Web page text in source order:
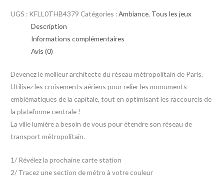
UGS : KFLL0THB4379 Catégories :Ambiance, Tous les jeux
Description
Informations complémentaires
Avis (0)
Devenez le meilleur architecte du réseau métropolitain de Paris.
Utilisez les croisements aériens pour relier les monuments
emblématiques de la capitale, tout en optimisant les raccourcis de
la plateforme centrale !
La ville lumière a besoin de vous pour étendre son réseau de
transport métropolitain.
1/ Révélez la prochaine carte station
2/ Tracez une section de métro à votre couleur